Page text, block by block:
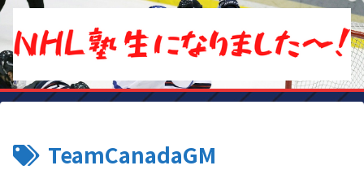
TeamCanadaGM